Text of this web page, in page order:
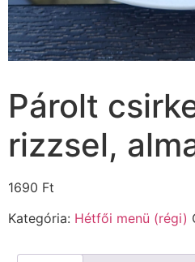
Párolt
rizzsel,
1690 Ft
Kategória: Hétfői menü (régi)